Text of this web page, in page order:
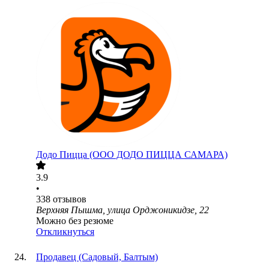
Додо Пицца (ООО ДОДО ПИЦЦА САМАРА)
3.9
•
338 отзывов
Верхняя Пышма, улица Орджоникидзе, 22
Можно без резюме
Откликнуться
Продавец (Садовый, Балтым)